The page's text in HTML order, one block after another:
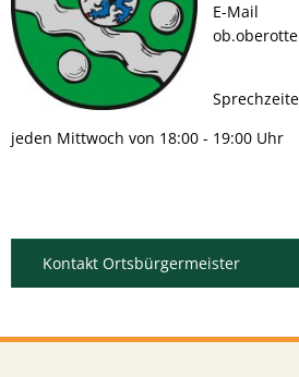
E-Mail
jeden Mittwoch von 18:00 - 19:00 Uhr
Kontakt Ortsbürgermeister